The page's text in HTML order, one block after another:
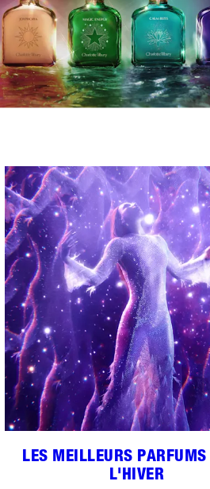
LES MEILLEURS
L'HIVER